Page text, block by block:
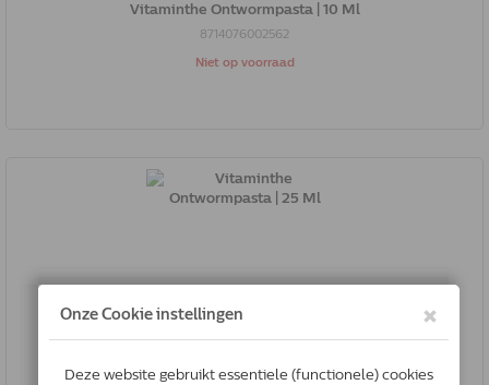
Vitaminthe Ontwormpasta | 10 Ml
8714076002562
Niet op voorraad